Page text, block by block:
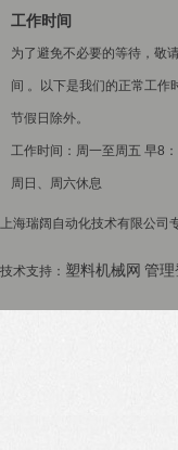
工作时间
为了避免不必要的等待，敬
间 。以下是我们的正常工作
节假日除外。
工作时间：周一至周五 早8
周日、周六休息
上海瑞阔自动化技术有限公司
技术支持： 塑料机械网 管理